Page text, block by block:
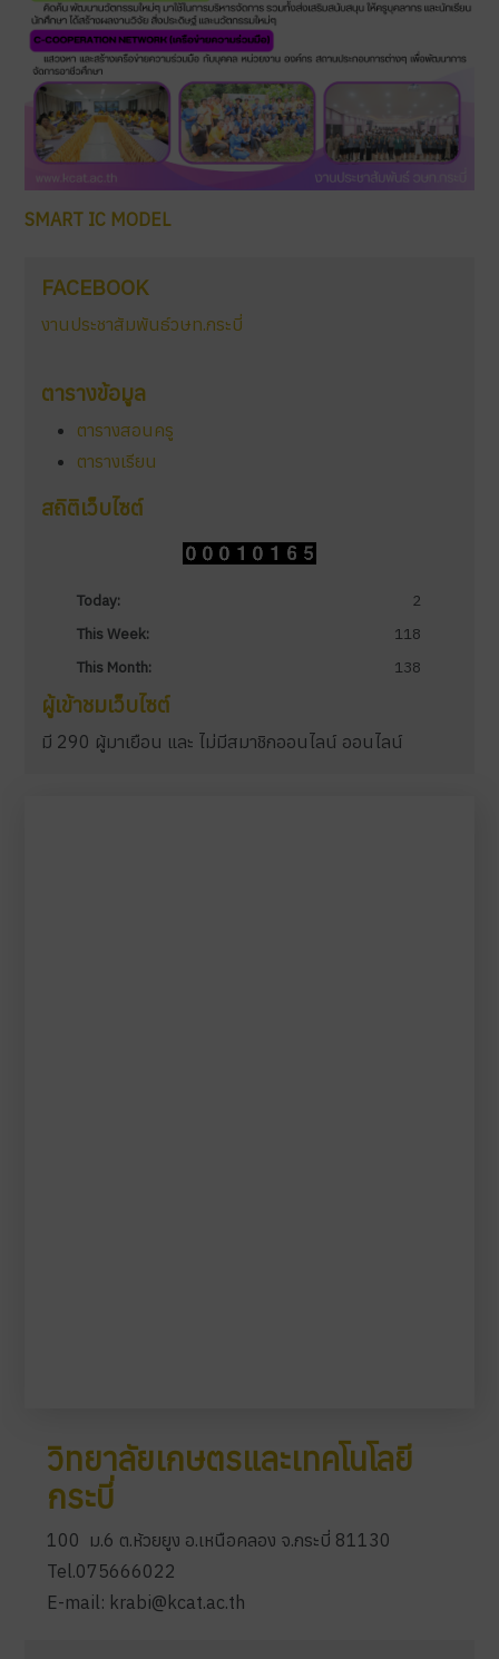
SMART IC MODEL
FACEBOOK
งานประชาสัมพันธ์วษท.กระบี่
ตารางข้อมูล
ตารางสอนครู
ตารางเรียน
สถิติเว็บไซต์
Today:
2
This Week:
118
This Month:
138
ผู้เข้าชมเว็บไซต์
มี 290 ผู้มาเยือน และ ไม่มีสมาชิกออนไลน์ ออนไลน์
วิทยาลัยเกษตรและเทคโนโลยี
กระบี่
100 ม.6 ต.ห้วยยูง อ.เหนือคลอง จ.กระบี่ 81130
Tel.075666022
E-mail: krabi@kcat.ac.th